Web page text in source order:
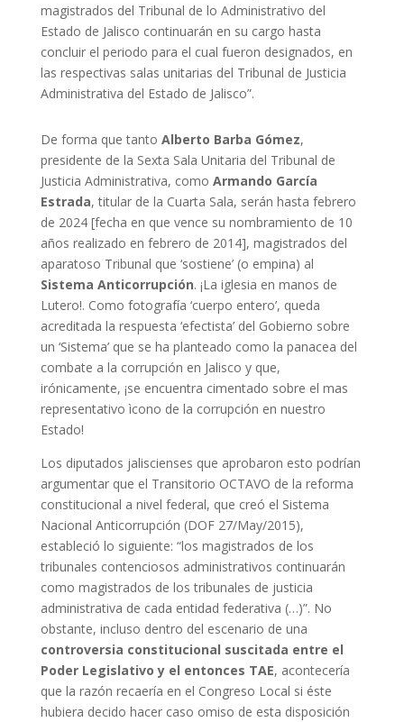
magistrados del Tribunal de lo Administrativo del
Estado de Jalisco continuarán en su cargo hasta
concluir el periodo para el cual fueron designados, en
las respectivas salas unitarias del Tribunal de Justicia
Administrativa del Estado de Jalisco”.
De forma que tanto Alberto Barba Gómez,
presidente de la Sexta Sala Unitaria del Tribunal de
Justicia Administrativa, como Armando García
Estrada, titular de la Cuarta Sala, serán hasta febrero
de 2024 [fecha en que vence su nombramiento de 10
años realizado en febrero de 2014], magistrados del
aparatoso Tribunal que ‘sostiene’ (o empina) al
Sistema Anticorrupción. ¡La iglesia en manos de
Lutero!. Como fotografía ‘cuerpo entero’, queda
acreditada la respuesta ‘efectista’ del Gobierno sobre
un ‘Sistema’ que se ha planteado como la panacea del
combate a la corrupción en Jalisco y que,
irónicamente, ¡se encuentra cimentado sobre el mas
representativo ìcono de la corrupción en nuestro
Estado!
Los diputados jaliscienses que aprobaron esto podrían
argumentar que el Transitorio OCTAVO de la reforma
constitucional a nivel federal, que creó el Sistema
Nacional Anticorrupción (DOF 27/May/2015),
estableció lo siguiente: “los magistrados de los
tribunales contenciosos administrativos continuarán
como magistrados de los tribunales de justicia
administrativa de cada entidad federativa (…)”. No
obstante, incluso dentro del escenario de una
controversia constitucional suscitada entre el
Poder Legislativo y el entonces TAE, acontecería
que la razón recaería en el Congreso Local si éste
hubiera decido hacer caso omiso de esta disposición